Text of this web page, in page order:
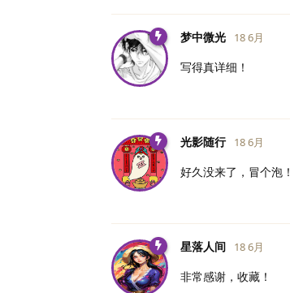
梦中微光 18 6月
写得真详细！
光影随行 18 6月
好久没来了，冒个泡！
星落人间 18 6月
非常感谢，收藏！